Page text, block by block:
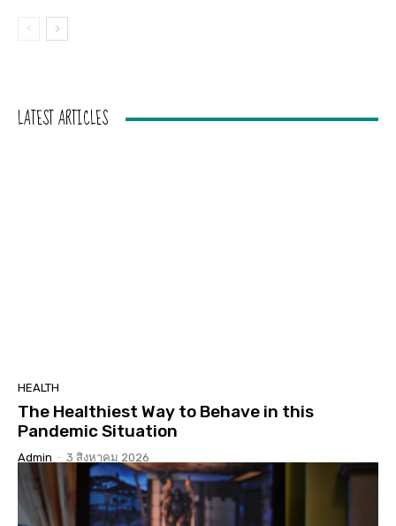
LATEST ARTICLES
HEALTH
The Healthiest Way to Behave in this
Pandemic Situation
Admin - 3 สิงหาคม 2026